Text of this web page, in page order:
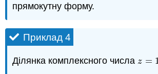
прямокутну форму.
Приклад 4
Ділянка комплексного числа z =
z =12